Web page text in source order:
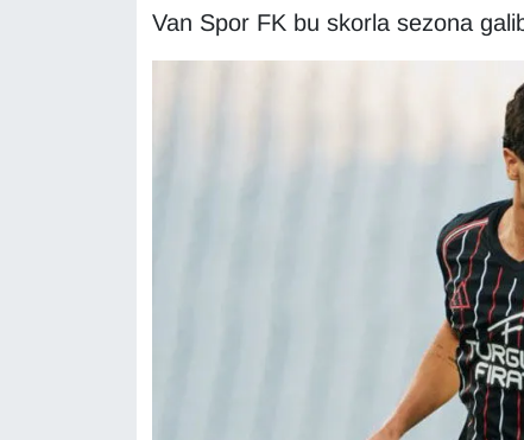
Van Spor FK bu skorla sezona